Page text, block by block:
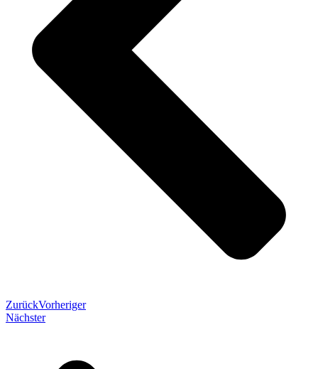
ZurückVorheriger
Nächster